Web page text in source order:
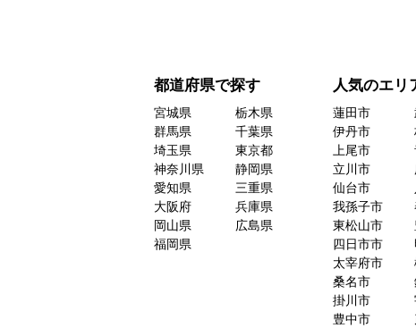
都道府県で探す
宮城県
栃木県
群馬県
千葉県
埼玉県
東京都
神奈川県
静岡県
愛知県
三重県
大阪府
兵庫県
岡山県
広島県
福岡県
人気のエリ
蓮田市
伊丹市
上尾市
立川市
仙台市
我孫子市
東松山市
四日市市
太宰府市
桑名市
掛川市
豊中市